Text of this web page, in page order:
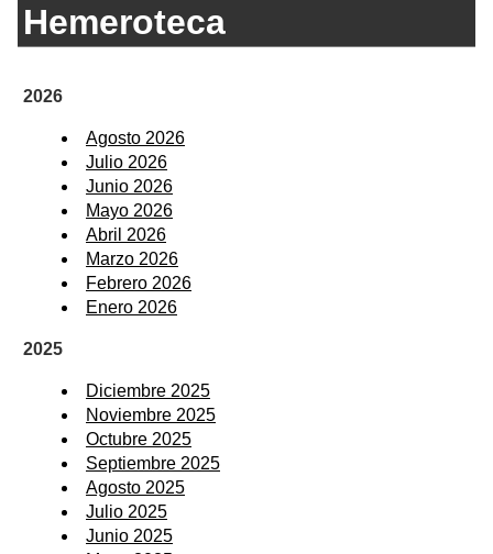
Hemeroteca
2026
Agosto 2026
Julio 2026
Junio 2026
Mayo 2026
Abril 2026
Marzo 2026
Febrero 2026
Enero 2026
2025
Diciembre 2025
Noviembre 2025
Octubre 2025
Septiembre 2025
Agosto 2025
Julio 2025
Junio 2025